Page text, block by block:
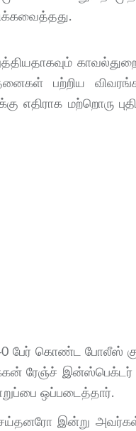
பற்றிய
எதிராக மற்றொரு
பேர் கொண்ட போலீஸ்
ரேஞ்ச்
ஒப்படைத்தார்.
செய்தனரோ இன்று